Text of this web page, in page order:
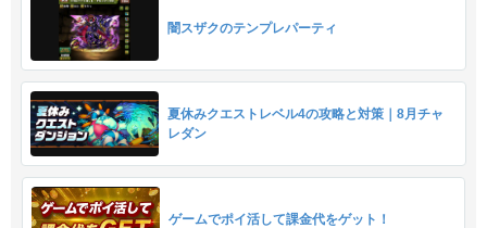
闇スザクのテンプレパーティ
夏休みクエストレベル4の攻略と対策｜8月チャ
レダン
ゲームでポイ活して課金代をゲット！